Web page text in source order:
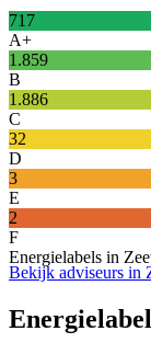
717
A+
1.859
B
1.886
C
32
D
3
E
2
F
Energielabels in
Bekijk adviseurs in